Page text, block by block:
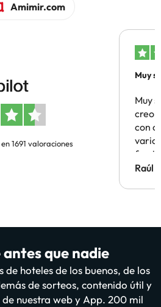
Amimir.com
1691 valoraciones
Muy
Muy
creo
con
Hotel
Raúl
que nadie
de hoteles de los buenos, de los
de sorteos, contenido útil y
nuestra web y App. 200 mil